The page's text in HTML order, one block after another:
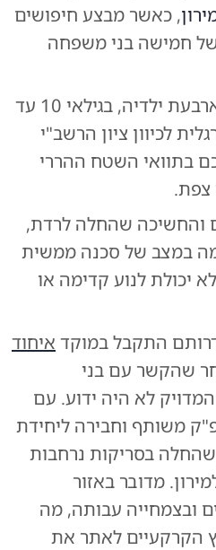
, כאשר מבצע חיפושים
חמישה בני משפחה
מדובר באישה כבת 64 וארבעת ילדיה, בגילאי 10 עד
לכיוון ציון הרשב"י
בתוואי השטח ההררי
צפת.
שהחלה לרדת,
במצב של סכנה ממשית
יכולת לנוע קדימה או
התקבל במוקד איחוד
לאחר שהקשר עם בני
לא היה ידוע. עם
משותף וחבירה ליחידת
בסריקות נרחבות
מדובר באזור
ובצמחייה עבותה, מה
הקרקעיים לאתר את